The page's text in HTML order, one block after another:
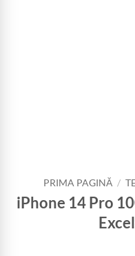
PRIMA PAGINĂ /
iPhone 14 Pro